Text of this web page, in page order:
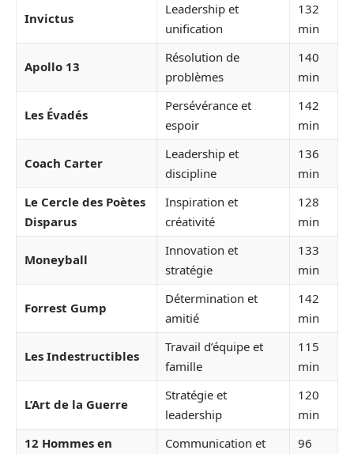
Invictus
Leadership et
unification
132
min
Apollo 13
Résolution de
problèmes
140
min
Les Évadés
Persévérance et
espoir
142
min
Coach Carter
Leadership et
discipline
136
min
Le Cercle des Poètes
Disparus
Inspiration et
créativité
128
min
Moneyball
Innovation et
stratégie
133
min
Forrest Gump
Détermination et
amitié
142
min
Les Indestructibles
Travail d’équipe et
famille
115
min
L’Art de la Guerre
Stratégie et
leadership
120
min
12 Hommes en
Communication et
96